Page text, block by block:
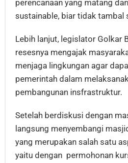
perencanaan yang matang
sustainable, biar tidak tambal
Lebih lanjut, legislator Golkar
resesnya mengajak
menjaga lingkungan agar
pemerintah dalam
pembangunan insfrastruktur.
Setelah berdiskusi dengan
langsung menyembangi
yang merupakan salah satu
yaitu dengan permohonan